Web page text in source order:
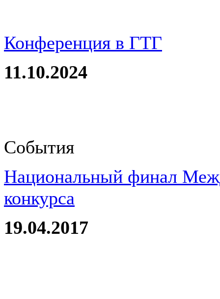
Конференция в ГТГ
11.10.2024
События
Национальный финал
конкурса
19.04.2017